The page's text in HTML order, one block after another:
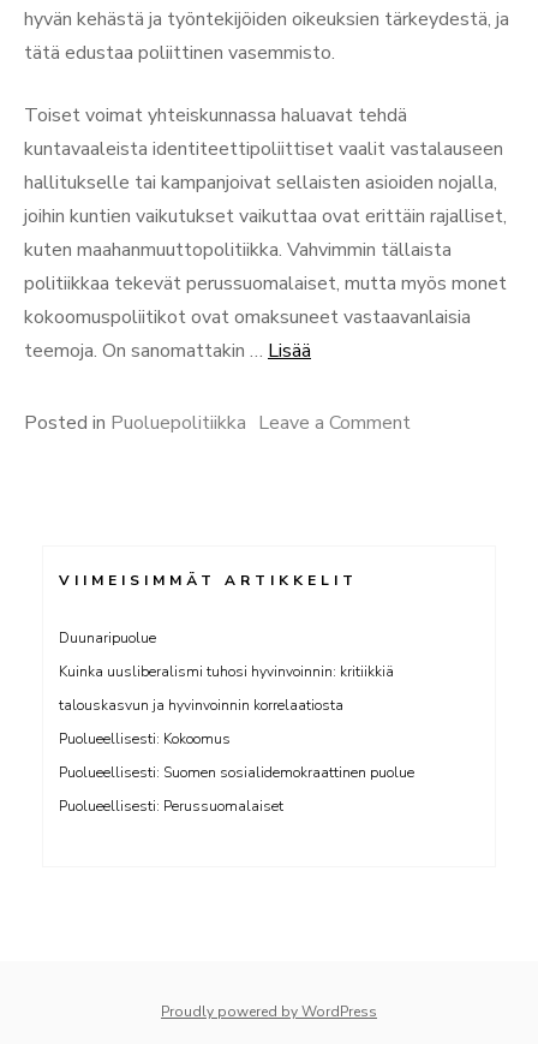
hyvän kehästä ja työntekijöiden oikeuksien tärkeydestä, ja
tätä edustaa poliittinen vasemmisto.
Toiset voimat yhteiskunnassa haluavat tehdä
kuntavaaleista identiteettipoliittiset vaalit vastalauseen
hallitukselle tai kampanjoivat sellaisten asioiden nojalla,
joihin kuntien vaikutukset vaikuttaa ovat erittäin rajalliset,
kuten maahanmuuttopolitiikka. Vahvimmin tällaista
politiikkaa tekevät perussuomalaiset, mutta myös monet
kokoomuspoliitikot ovat omaksuneet vastaavanlaisia
teemoja. On sanomattakin … Lisää
Posted in Puoluepolitiikka Leave a Commenton
VIIMEISIMMÄT ARTIKKELIT
Duunaripuolue
Kuinka uusliberalismi tuhosi hyvinvoinnin: kritiikkiä
talouskasvun ja hyvinvoinnin korrelaatiosta
Puolueellisesti: Kokoomus
Puolueellisesti: Suomen sosialidemokraattinen puolue
Puolueellisesti: Perussuomalaiset
Proudly powered by WordPress